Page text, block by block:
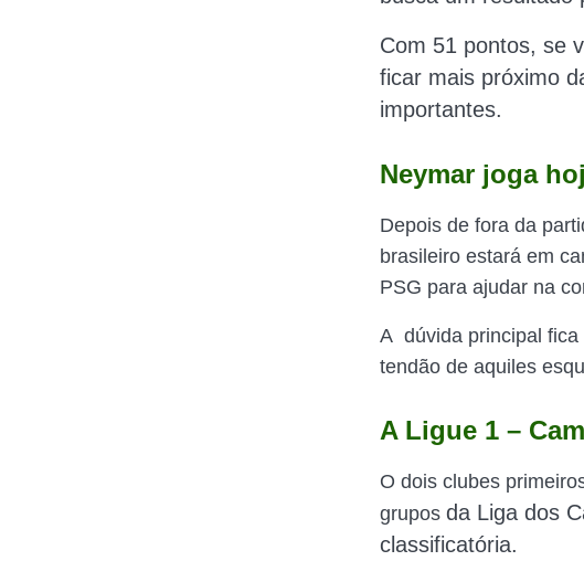
Com 51 pontos, se
ficar mais próximo
importantes.
Neymar joga
Depois de fora da
brasileiro estará em
PSG para ajudar na
A dúvida principal fica
tendão de aquiles
A Ligue 1 –
O dois clubes
grupos da Liga dos
classificatória.